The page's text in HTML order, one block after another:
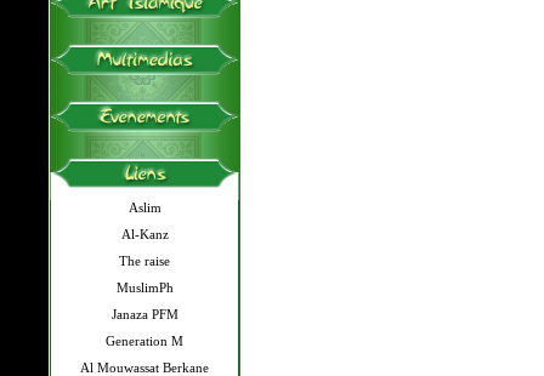
Aslim
Al-Kanz
The raise
MuslimPh
Janaza PFM
Generation M
Al Mouwassat Berkane